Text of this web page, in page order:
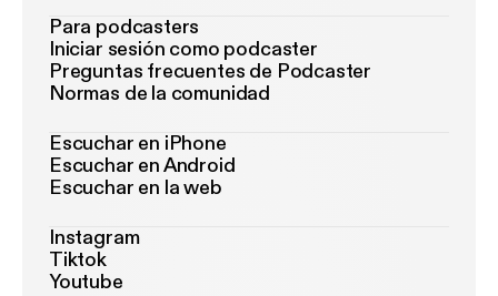
Para podcasters
Iniciar sesión como podcaster
Preguntas frecuentes de Podcaster
Normas de la comunidad
Escuchar en iPhone
Escuchar en Android
Escuchar en la web
Instagram
Tiktok
Youtube